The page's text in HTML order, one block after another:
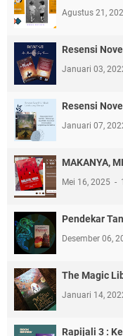
Agustus 21,
Resensi
Januari 03,
Resensi
Januari 07,
MAKANYA,
Mei 16, 2025
Pendekar
Desember 06,
The Magic
Januari 14,
Rapijali 3 :